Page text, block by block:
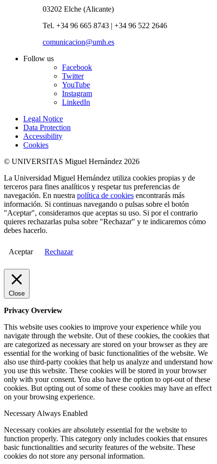
03202 Elche (Alicante)
Tel. +34 96 665 8743 | +34 96 522 2646
comunicacion@umh.es
Follow us
Facebook
Twitter
YouTube
Instagram
LinkedIn
Legal Notice
Data Protection
Accessibility
Cookies
© UNIVERSITAS Miguel Hernández 2026
La Universidad Miguel Hernández utiliza cookies propias y de
terceros para fines analíticos y respetar tus preferencias de
navegación. En nuestra política de cookies encontrarás más
información. Si continuas navegando o pulsas sobre el botón
"Aceptar", consideramos que aceptas su uso. Si por el contrario
quieres rechazarlas pulsa sobre "Rechazar" y te indicaremos cómo
debes hacerlo.
Aceptar Rechazar
Close
Privacy Overview
This website uses cookies to improve your experience while you
navigate through the website. Out of these cookies, the cookies that
are categorized as necessary are stored on your browser as they are
essential for the working of basic functionalities of the website. We
also use third-party cookies that help us analyze and understand how
you use this website. These cookies will be stored in your browser
only with your consent. You also have the option to opt-out of these
cookies. But opting out of some of these cookies may have an effect
on your browsing experience.
Necessary Always Enabled
Necessary cookies are absolutely essential for the website to
function properly. This category only includes cookies that ensures
basic functionalities and security features of the website. These
cookies do not store any personal information.